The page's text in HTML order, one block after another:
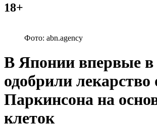
18+
Фото: abn.agency
В Японии впервые
одобрили лекарство
Паркинсона на
клеток